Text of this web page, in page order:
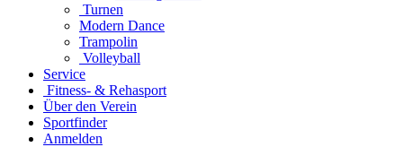
Turnen
Modern Dance
Trampolin
Volleyball
Service
Fitness- & Rehasport
Über den Verein
Sportfinder
Anmelden